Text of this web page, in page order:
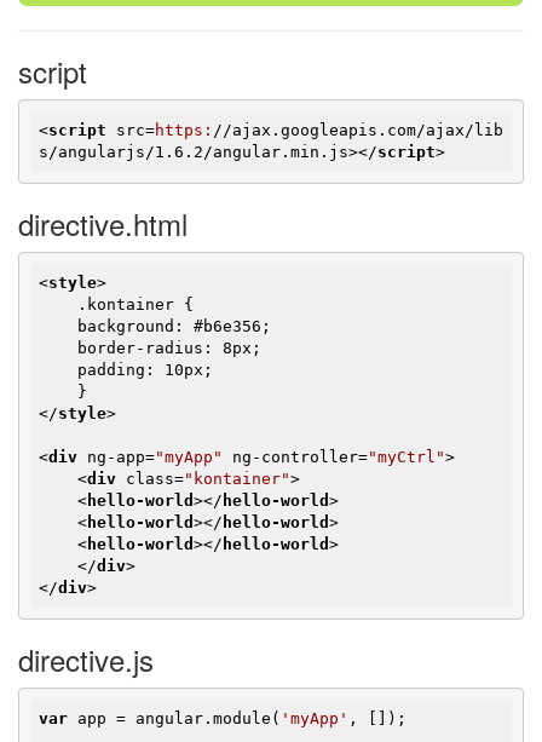
script
<script src=https: //ajax.googleapis.com/ajax/ lib
s/angularjs/1.6.2/angular.min.js></script>
directive.html
<style>
</style>
<div ng-app="myApp" ng-controller="myCtrl">
<div class="kontainer">
< hello-world ></ hello-world >
< hello-world ></ hello-world >
< hello-world ></ hello-world >
</div>
</div>
directive.js
var app = angular.module( 'myApp' , []);